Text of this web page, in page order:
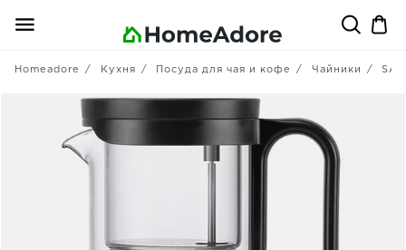
Homeadore Кухня Посуда для чая и кофе Чайники